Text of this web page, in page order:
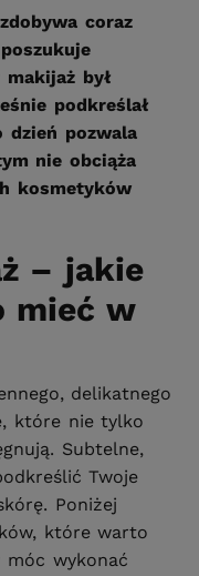
coraz
był
podkreślał
dzień pozwala
nie obciąża
kosmetyków
– jakie
mieć w
delikatnego
które nie tylko
Subtelne,
Twoje
Poniżej
które warto
móc wykonać